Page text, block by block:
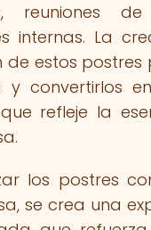
reuniones
internas. La
de estos
y convertirlos
refleje la
los postres
se crea una